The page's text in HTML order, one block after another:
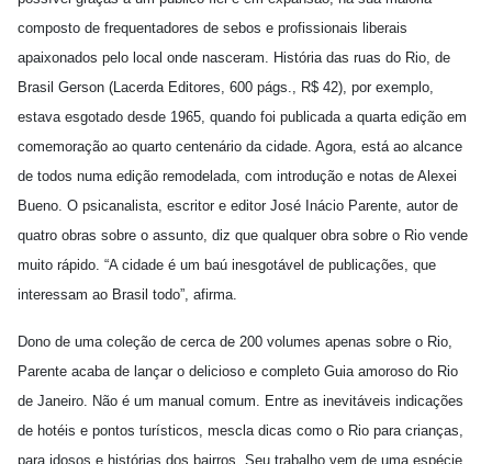
composto de frequentadores de sebos e profissionais liberais
apaixonados pelo local onde nasceram. História das ruas do Rio, de
Brasil Gerson (Lacerda Editores, 600 págs., R$ 42), por exemplo,
estava esgotado desde 1965, quando foi publicada a quarta edição em
comemoração ao quarto centenário da cidade. Agora, está ao alcance
de todos numa edição remodelada, com introdução e notas de Alexei
Bueno. O psicanalista, escritor e editor José Inácio Parente, autor de
quatro obras sobre o assunto, diz que qualquer obra sobre o Rio vende
muito rápido. “A cidade é um baú inesgotável de publicações, que
interessam ao Brasil todo”, afirma.
Dono de uma coleção de cerca de 200 volumes apenas sobre o Rio,
Parente acaba de lançar o delicioso e completo Guia amoroso do Rio
de Janeiro. Não é um manual comum. Entre as inevitáveis indicações
de hotéis e pontos turísticos, mescla dicas como o Rio para crianças,
para idosos e histórias dos bairros. Seu trabalho vem de uma espécie